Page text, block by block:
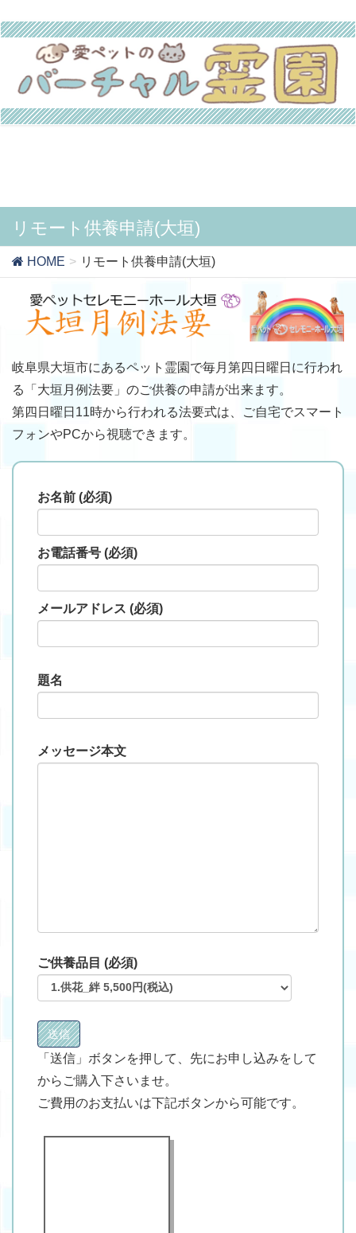
リモート供養申請(大垣)
HOME リモート供養申請(大垣)
岐阜県大垣市にあるペット霊園で毎月第四日曜日に行われ
る「大垣月例法要」のご供養の申請が出来ます。
第四日曜日11時から行われる法要式は、ご自宅でスマート
フォンやPCから視聴できます。
お名前 (必須)
お電話番号 (必須)
メールアドレス (必須)
題名
メッセージ本文
ご供養品目 (必須)
「送信」ボタンを押して、先にお申し込みをして
からご購入下さいませ。
ご費用のお支払いは下記ボタンから可能です。